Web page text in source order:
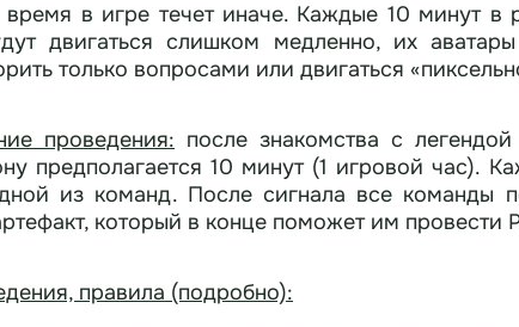
в игре течет иначе. Каждые 10 минут
двигаться слишком медленно, их
только вопросами или двигаться
проведения: после знакомства с
предполагается 10 минут (1 игровой час).
из команд. После сигнала все команды
который в конце поможет им провести
правила (подробно):